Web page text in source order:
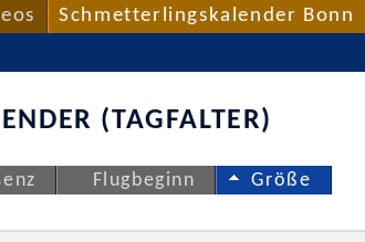
Schmetterlingskalender Bonn
(TAGFALTER)
Flugbeginn Größe